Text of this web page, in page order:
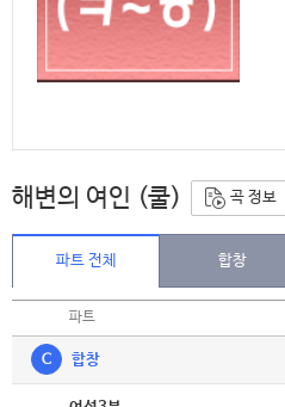
해변의 여인 (쿨) 곡 정보
파트 전체 합창
파트
C 합창